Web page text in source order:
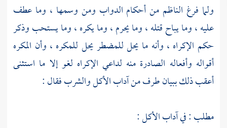
ولما فرغ الناظم من أحكام الدواب ومن وسمها ، وما عطف
عليه ، وما يباح قتله ، وما يحرم ، وما يكره ، وما يستحب وذكر
حكم الإكراه ، وأنه ما يحل للمضطر يحل للمكره ، وأن المكره
أقواله وأفعاله الصادرة منه لداعي الإكراه لغو إلا ما استثنى
أعقب ذلك ببيان طرف من آداب الأكل والشرب فقال :
مطلب : في آداب الأكل :